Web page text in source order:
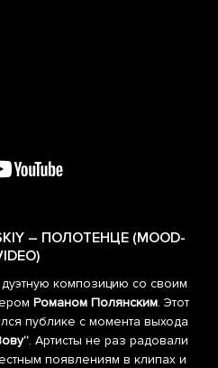
– ПОЛОТЕНЦЕ (MOOD-
композицию со своим
Романом Полянским. Этот
публике с момента выхода
. Артисты не раз радовали
появлениям в клипах и